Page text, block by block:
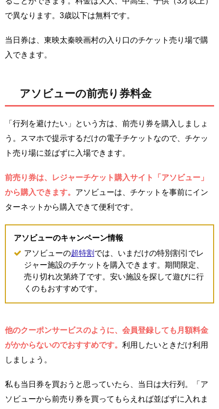
で異なります。3歳以下は無料です。
当日券は、東映太秦映画村の入り口のチケット売り場で購
入できます。
アソビューの前売り券料金
「行列を避けたい」という方は、前売り券を購入しましょ
う。スマホで提示するだけの電子チケットなので、チケッ
ト売り場に並ばずに入場できます。
前売り券は、レジャーチケット購入サイト「アソビュー」
から購入できます。 アソビューは、チケットを事前にイン
ターネットから購入できて便利です。
アソビューのキャンペーン情報
アソビューの超特割 では、いまだけの特別割引でレ
ジャー施設のチケットを購入できます。期間限定、
売り切れ次第終了です。安い施設を探して遊びに行
くのもおすすめです。
他のクーポンサービスのように、会員登録しても月額料金
がかからないのでおすすめです。 利用したいときだけ利用
しましょう。
私も当日券を買おうと思っていたら、当日は大行列。「ア
ソビューから前売り券を買ってもらえれば並ばずに入れま